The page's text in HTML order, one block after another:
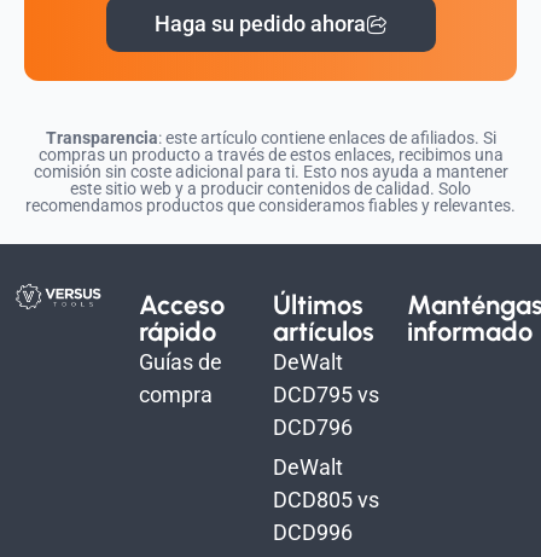
Haga su pedido ahora
Transparencia: este artículo contiene enlaces de afiliados. Si
compras un producto a través de estos enlaces, recibimos una
comisión sin coste adicional para ti. Esto nos ayuda a mantener
este sitio web y a producir contenidos de calidad. Solo
recomendamos productos que consideramos fiables y relevantes.
Acceso
rápido
Guías de
compra
Últimos
artículos
DeWalt
DCD795 vs
DCD796
DeWalt
DCD805 vs
DCD996
informado